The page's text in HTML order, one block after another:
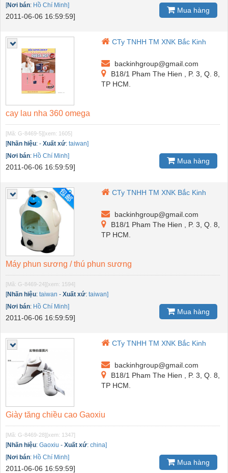
[Nơi bán: Hồ Chí Minh]
2011-06-06 16:59:59]
Mua hàng
CTy TNHH TM XNK Bắc Kinh
backinhgroup@gmail.com
B18/1 Pham The Hien , P. 3, Q. 8,
TP HCM.
cay lau nha 360 omega
[Mã: G-8469-5][xem: 1605]
[Nhãn hiệu: - Xuất xứ: taiwan]
[Nơi bán: Hồ Chí Minh]
2011-06-06 16:59:59]
Mua hàng
CTy TNHH TM XNK Bắc Kinh
backinhgroup@gmail.com
B18/1 Pham The Hien , P. 3, Q. 8,
TP HCM.
Máy phun sương / thú phun sương
[Mã: G-8469-24][xem: 1594]
[Nhãn hiệu: taiwan - Xuất xứ: taiwan]
[Nơi bán: Hồ Chí Minh]
2011-06-06 16:59:59]
Mua hàng
CTy TNHH TM XNK Bắc Kinh
backinhgroup@gmail.com
B18/1 Pham The Hien , P. 3, Q. 8,
TP HCM.
Giày tăng chiều cao Gaoxiu
[Mã: G-8469-28][xem: 1347]
[Nhãn hiệu: Gaoxiu - Xuất xứ: china]
[Nơi bán: Hồ Chí Minh]
2011-06-06 16:59:59]
Mua hàng